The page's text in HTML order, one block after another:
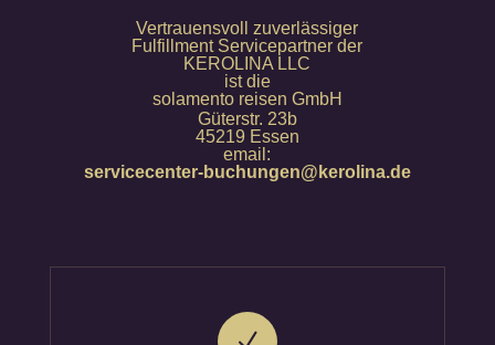
Vertrauensvoll zuverlässiger
Fulfillment Servicepartner der
KEROLINA LLC
ist die
solamento reisen GmbH
Güterstr. 23b
45219 Essen
email:
servicecenter-buchungen@kerolina.de